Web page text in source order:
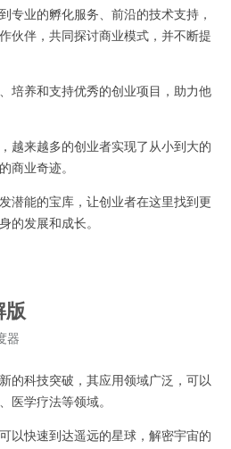
业的孵化服务、前沿的技术支持，
伙伴，共同探讨商业模式，并不断提
养和支持优秀的创业项目，助力他
来越多的创业者实现了从小到大的
商业奇迹。
能的宝库，让创业者在这里找到更
的发展和成长。
版
器
科技突破，其应用领域广泛，可以
医学疗法等领域。
快速到达遥远的星球，解密宇宙的